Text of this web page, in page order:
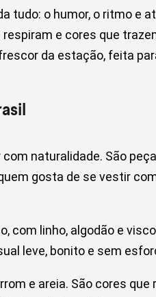
tudo: o humor, o ritmo e
e cores que
da estação, feita
naturalidade. São
gosta de se vestir
com linho, algodão e
leve, bonito e sem
e areia. São cores que